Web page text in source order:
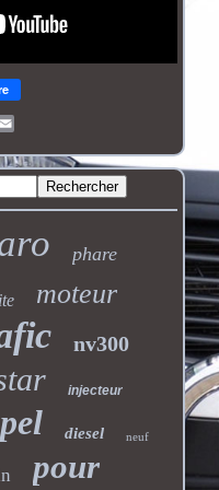
phare
moteur
nv300
injecteur
diesel neuf
pour